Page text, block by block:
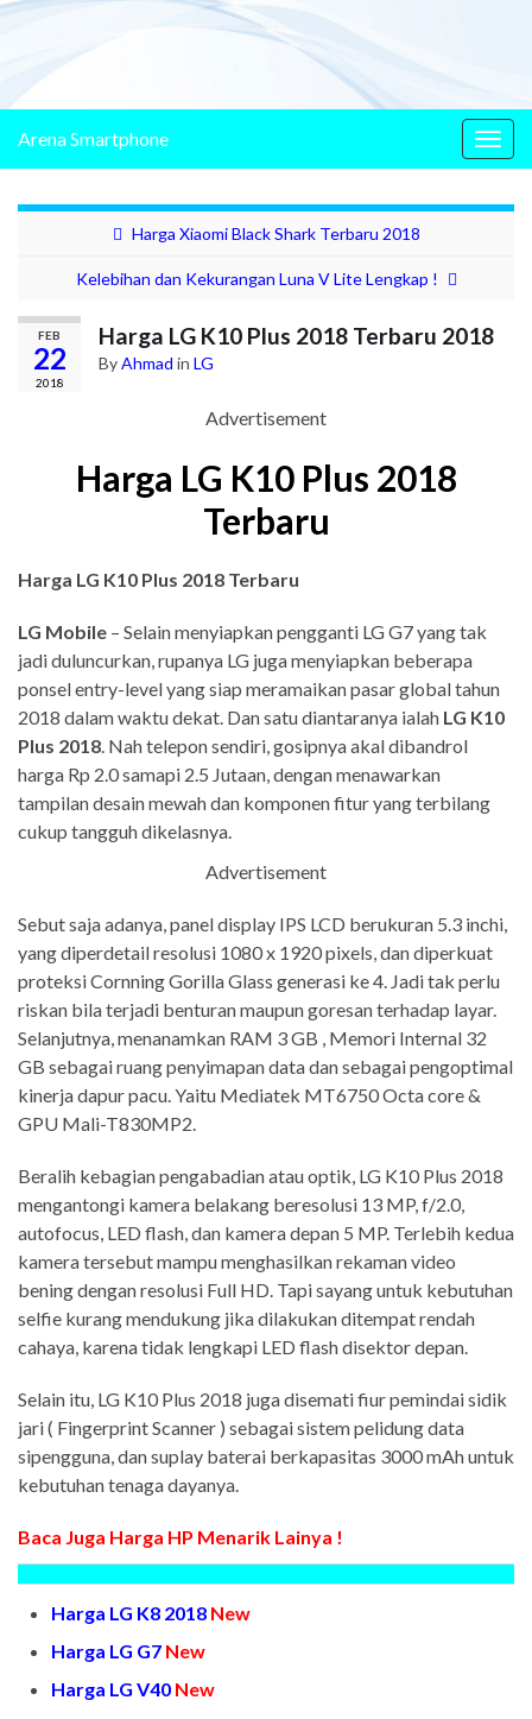
Arena Smartphone
Harga Xiaomi Black Shark Terbaru 2018
Kelebihan dan Kekurangan Luna V Lite Lengkap !
FEB
22
2018
Harga LG K10 Plus 2018 Terbaru 2018
ByAhmad in LG
Advertisement
Harga LG K10 Plus 2018
Terbaru
Harga LG K10 Plus 2018 Terbaru
LG Mobile – Selain menyiapkan pengganti LG G7 yang tak
jadi duluncurkan, rupanya LG juga menyiapkan beberapa
ponsel entry-level yang siap meramaikan pasar global tahun
2018 dalam waktu dekat. Dan satu diantaranya ialah LG K10
Plus 2018. Nah telepon sendiri, gosipnya akal dibandrol
harga Rp 2.0 samapi 2.5 Jutaan, dengan menawarkan
tampilan desain mewah dan komponen fitur yang terbilang
cukup tangguh dikelasnya.
Advertisement
Sebut saja adanya, panel display IPS LCD berukuran 5.3 inchi,
yang diperdetail resolusi 1080 x 1920 pixels, dan diperkuat
proteksi Cornning Gorilla Glass generasi ke 4. Jadi tak perlu
riskan bila terjadi benturan maupun goresan terhadap layar.
Selanjutnya, menanamkan RAM 3 GB , Memori Internal 32
GB sebagai ruang penyimapan data dan sebagai pengoptimal
kinerja dapur pacu. Yaitu Mediatek MT6750 Octa core &
GPU Mali-T830MP2.
Beralih kebagian pengabadian atau optik, LG K10 Plus 2018
mengantongi kamera belakang beresolusi 13 MP, f/2.0,
autofocus, LED flash, dan kamera depan 5 MP. Terlebih kedua
kamera tersebut mampu menghasilkan rekaman video
bening dengan resolusi Full HD. Tapi sayang untuk kebutuhan
selfie kurang mendukung jika dilakukan ditempat rendah
cahaya, karena tidak lengkapi LED flash disektor depan.
Selain itu, LG K10 Plus 2018 juga disemati fiur pemindai sidik
jari ( Fingerprint Scanner ) sebagai sistem pelidung data
sipengguna, dan suplay baterai berkapasitas 3000 mAh untuk
kebutuhan tenaga dayanya.
Baca Juga Harga HP Menarik Lainya !
Harga LG K8 2018 New
Harga LG G7 New
Harga LG V40 New